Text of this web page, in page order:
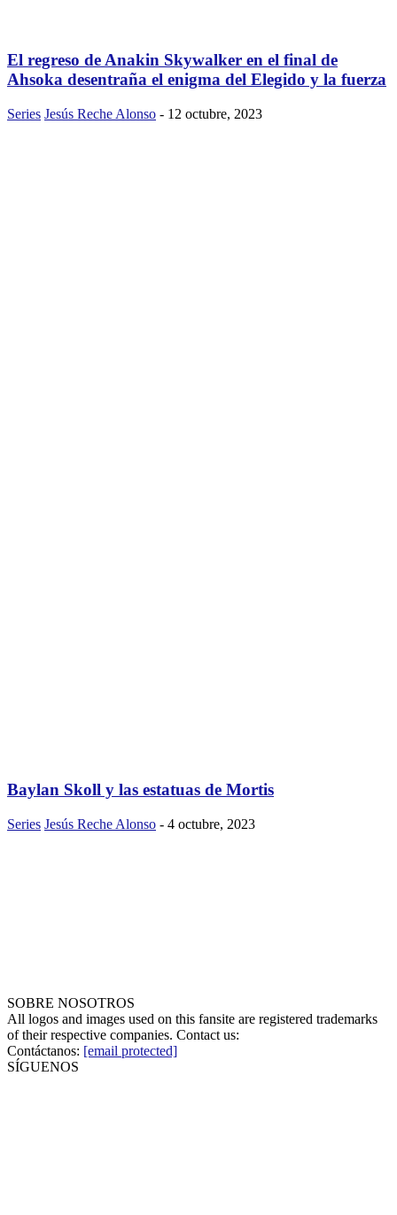
El regreso de Anakin Skywalker en el final de
Ahsoka desentraña el enigma del Elegido y la fuerza
Series Jesús Reche Alonso - 12 octubre, 2023
Baylan Skoll y las estatuas de Mortis
Series Jesús Reche Alonso - 4 octubre, 2023
SOBRE NOSOTROS
All logos and images used on this fansite are registered trademarks
of their respective companies. Contact us:
Contáctanos: [email protected]
SÍGUENOS